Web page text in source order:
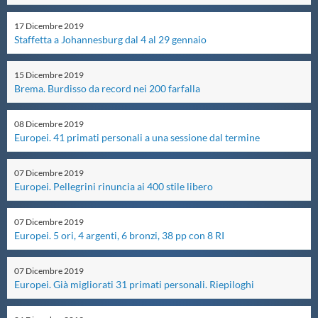
Master
Formazione
GUG
Scuole Nuoto
Propaganda
Centri Federali
Area Legislativa
17 Dicembre2019
Staffetta a Johannesburg dal 4 al 29 gennaio
15 Dicembre2019
Brema. Burdisso da record nei 200 farfalla
08 Dicembre2019
Europei. 41 primati personali a una sessione dal termine
07 Dicembre2019
Europei. Pellegrini rinuncia ai 400 stile libero
07 Dicembre2019
Europei. 5 ori, 4 argenti, 6 bronzi, 38 pp con 8 RI
07 Dicembre2019
Europei. Già migliorati 31 primati personali. Riepiloghi